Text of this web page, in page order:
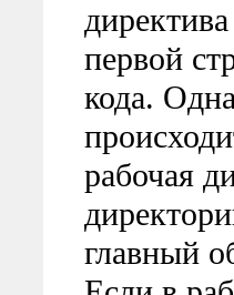
первой
кода.
рабочая
главный